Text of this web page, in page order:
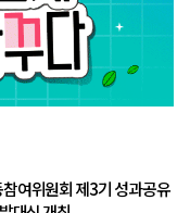
여위원회 제3기 성과공유